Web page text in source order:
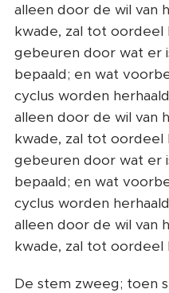
alleen door de wil van
kwade, zal tot oordeel
gebeuren door wat er
bepaald; en wat
cyclus worden
alleen door de wil van
kwade, zal tot oordeel
gebeuren door wat er
bepaald; en wat
cyclus worden
alleen door de wil van
kwade, zal tot oordeel
De stem zweeg; toen